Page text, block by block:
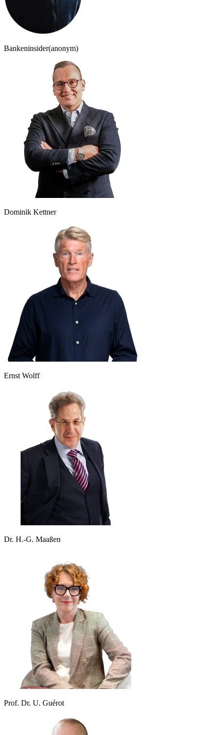
Bankeninsider(anonym)
Dominik Kettner
Ernst Wolff
Dr. H.-G. Maaßen
Prof. Dr. U. Guérot